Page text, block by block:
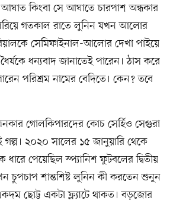
আঘাত কিংবা সে আঘাতে চারপাশ অন্ধকার
গতকাল রাতে লুনিন যখন আলোর
সেমিফাইনাল-আলোর দেখা পাইয়ে
ধন্যবাদ জানাতেই পারেন। ঠাস করে
পরিশ্রম নামের বেদিতে। কেন? তবে
গোলকিপারদের কোচ সের্হিও সেগুরা
২০২০ সালের ১৫ জানুয়ারি থেকে
পেয়েছিল স্প্যানিশ ফুটবলের দ্বিতীয়
চুপচাপ শান্তশিষ্ট লুনিন কী করতেন শুনুন
ছোট্ট একটা ফ্ল্যাটে থাকত। বড়জোর